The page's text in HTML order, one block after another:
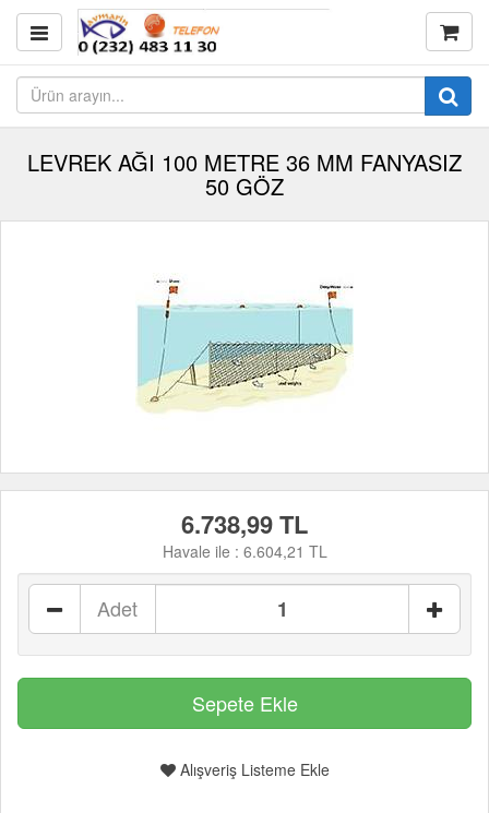
LEVREK AĞI 100 METRE 36 MM FANYASIZ
50 GÖZ
6.738,99 TL
Havale ile : 6.604,21 TL
Adet
Alışveriş Listeme Ekle